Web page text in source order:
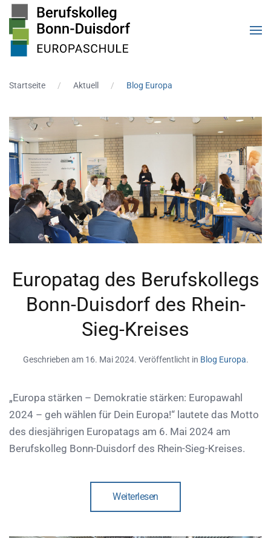
Zum Hauptinhalt springen
Startseite Aktuell Blog Europa
Europatag des Berufskollegs
Bonn-Duisdorf des Rhein-
Sieg-Kreises
Geschrieben am 16. Mai 2024. Veröffentlicht in Blog Europa.
„Europa stärken – Demokratie stärken: Europawahl
2024 – geh wählen für Dein Europa!“ lautete das Motto
des diesjährigen Europatags am 6. Mai 2024 am
Berufskolleg Bonn-Duisdorf des Rhein-Sieg-Kreises.
Weiterlesen